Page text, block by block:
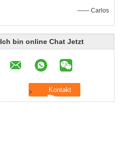
—— Carlos
Ich bin online Chat Jetzt